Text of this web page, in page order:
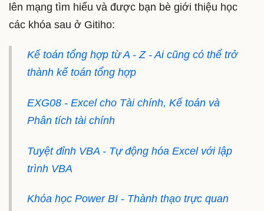
lên mạng tìm hiểu và được bạn bè giới thiệu học
các khóa sau ở Gitiho:
Kế toán tổng hợp từ A - Z - Ai cũng có thể trở
thành kế toán tổng hợp
EXG08 - Excel cho Tài chính, Kế toán và
Phân tích tài chính
Tuyệt đỉnh VBA - Tự động hóa Excel với lập
trình VBA
Khóa học Power BI - Thành thạo trực quan